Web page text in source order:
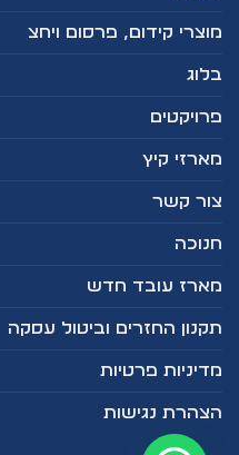
מוצרי קידום, פרסום ויחצ
בלוג
פרויקטים
מארזי קיץ
צור קשר
חנוכה
מארז עובד חדש
תקנון החזרים וביטול עסקה
מדיניות פרטיות
הצהרת נגישות